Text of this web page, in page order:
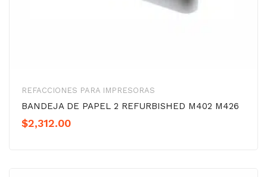
REFACCIONES PARA IMPRESORAS
BANDEJA DE PAPEL 2 REFURBISHED M402 M426
$2,312.00